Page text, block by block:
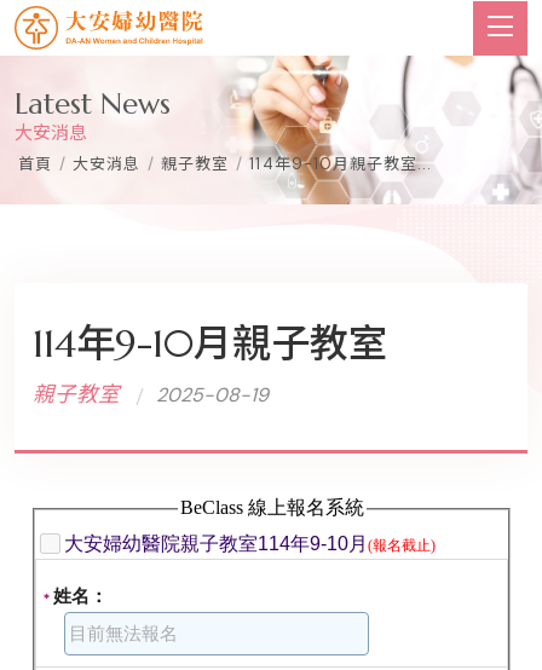
Latest News
大安消息
首頁 / 大安消息 / 親子教室 / 114年9-10月親子教室...
114年9-10月親子教室
親子教室 2025-08-19